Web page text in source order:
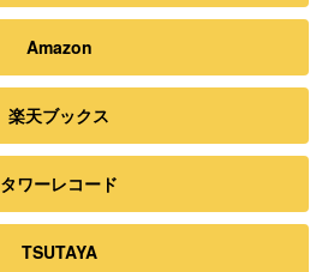
Amazon
楽天ブックス
タワーレコード
TSUTAYA